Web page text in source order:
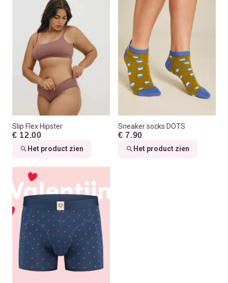
Slip Flex Hipster
€ 12.00
Het product zien
Sneaker socks DOTS
€ 7.90
Het product zien